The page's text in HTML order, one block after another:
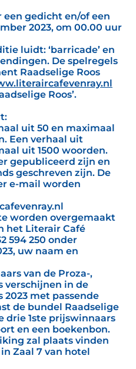
gedicht en/of een
2023, om 00.00 uur
luidt: ‘barricade’ en
De spelregels
Raadselige Roos
Roos’.
uit 50 en maximaal
Een verhaal uit
uit 1500 woorden.
gepubliceerd zijn en
geschreven zijn. De
e-mail worden
worden overgemaakt
het Literair Café
594 250 onder
uw naam en
van de Proza-,
verschijnen in de
2023 met passende
de bundel Raadselige
drie 1ste prijswinnaars
en een boekenbon.
zal plaats vinden
Zaal 7 van hotel